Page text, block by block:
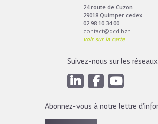
24 route de Cuzon
29018 Quimper cedex
02 98 10 34 00
contact@qcd.bzh
voir sur la carte
Suivez-nous sur les réseaux
Abonnez-vous à notre lettre